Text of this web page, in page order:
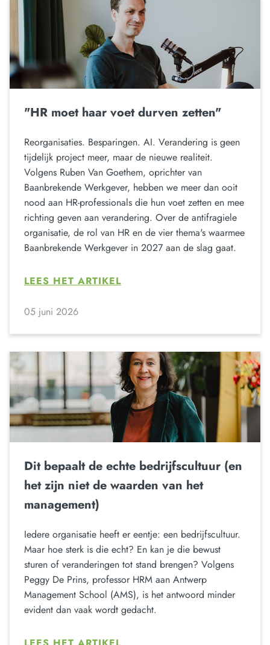
"HR moet haar voet durven zetten"
Reorganisaties. Besparingen. AI. Verandering is geen
tijdelijk project meer, maar de nieuwe realiteit.
Volgens Ruben Van Goethem, oprichter van
Baanbrekende Werkgever, hebben we meer dan ooit
nood aan HR-professionals die hun voet zetten en mee
richting geven aan verandering. Over de antifragiele
organisatie, de rol van HR en de vier thema's waarmee
Baanbrekende Werkgever in 2027 aan de slag gaat.
LEES HET ARTIKEL
05 juni 2026
Dit bepaalt de echte bedrijfscultuur (en
het zijn niet de waarden van het
management)
Iedere organisatie heeft er eentje: een bedrijfscultuur.
Maar hoe sterk is die echt? En kan je die bewust
sturen of veranderingen tot stand brengen? Volgens
Peggy De Prins, professor HRM aan Antwerp
Management School (AMS), is het antwoord minder
evident dan vaak wordt gedacht.